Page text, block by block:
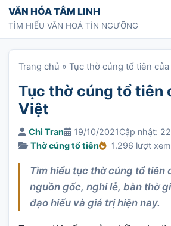
Chuyển tới nội dung
VĂN HÓA TÂM LINH
TÌM HIỂU VĂN HOÁ TÍN NGƯỠNG
Trang chủ » Tục thờ cúng tổ tiên
Tục thờ cúng tổ tiên
Việt
Chi Tran 19/10/2021Cập nhật:
Thờ cúng tổ tiên
1.296 lượt xem
Tìm hiểu tục thờ cúng tổ tiên
nguồn gốc, nghi lễ, bàn thờ
đạo hiếu và giá trị hiện nay.